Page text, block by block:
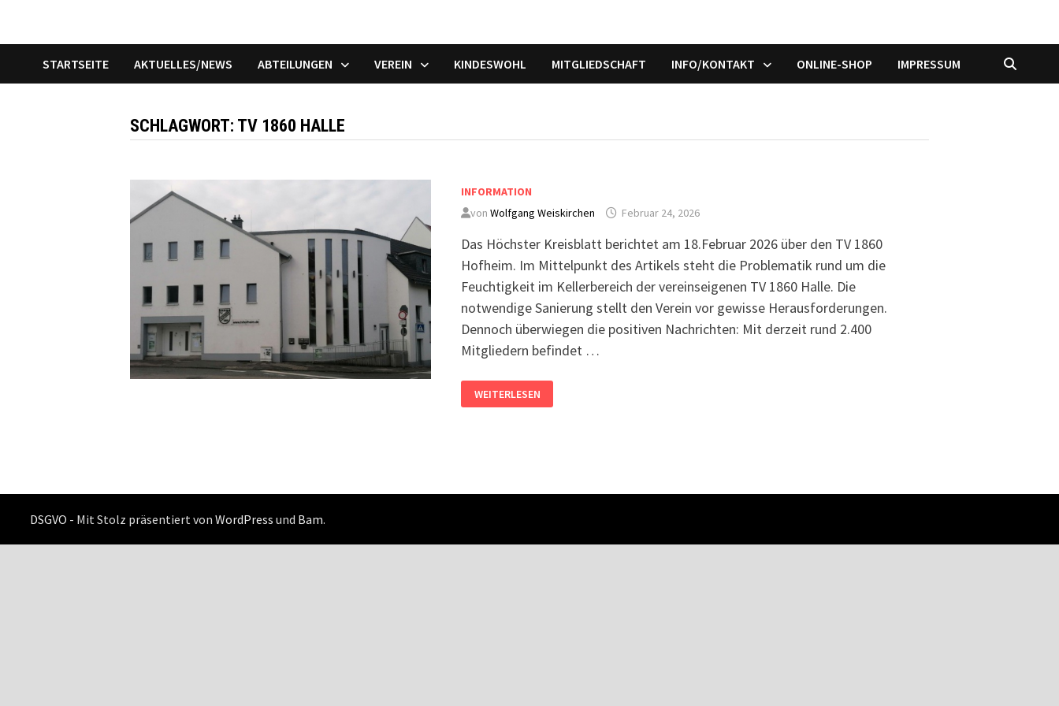
STARTSEITE AKTUELLES/NEWS ABTEILUNGEN VEREIN KINDESWOHL MITGLIEDSCHAFT INFO/KONTAKT ONLINE-SHOP IMPRESSUM
SCHLAGWORT: TV 1860 HALLE
INFORMATION
von Wolfgang Weiskirchen Februar 24, 2026
Das Höchster Kreisblatt berichtet am 18.Februar 2026 über den TV 1860
Hofheim. Im Mittelpunkt des Artikels steht die Problematik rund um die
Feuchtigkeit im Kellerbereich der vereinseigenen TV 1860 Halle. Die
notwendige Sanierung stellt den Verein vor gewisse Herausforderungen.
Dennoch überwiegen die positiven Nachrichten: Mit derzeit rund 2.400
Mitgliedern befindet …
WEITERLESEN
DSGVO - Mit Stolz präsentiert vonWordPress und Bam.